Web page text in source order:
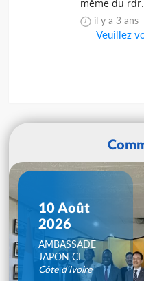
même du rdr.
il y a 3
Veuillez
10 Août
2026
AMBASSADE
JAPON CI
Côte d'Ivoire